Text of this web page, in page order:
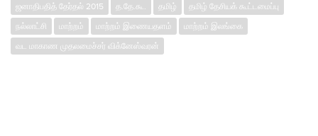
ஜனாதிபதித் தேர்தல் 2015
த.தே.கூ. தமிழ்
தமிழ் தேசியக் கூட்டமைப்பு
நல்லாட்சி
மாற்றம் மாற்றம் இணையதளம்
மாற்றம் இலங்கை
வட மாகாண முதலமைச்சர் விக்னேஸ்வரன்